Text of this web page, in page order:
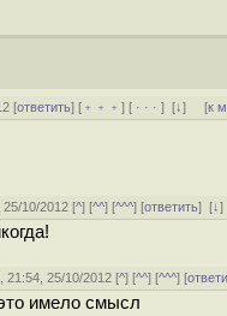
[ответить] [ ﹢﹢﹢] [ · · ·][↓] [к
25/10/2012 [^] [^^] [^^^] [ответить][↓
21:54, 25/10/2012 [^] [^^] [^^^] [
имело смысл